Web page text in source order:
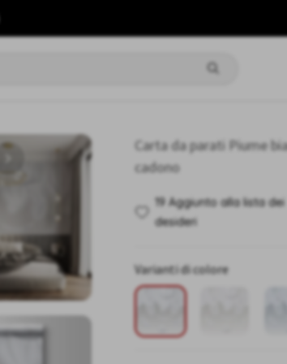
Carta da parati Piume
cadono
19 Aggiunto alla lista dei
desideri
Varianti di colore